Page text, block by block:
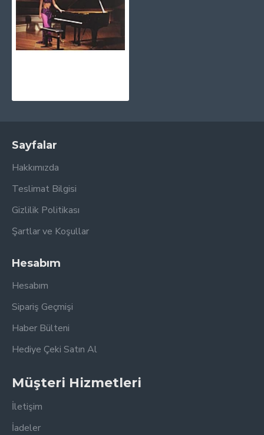
Sayfalar
Hakkımızda
Teslimat Bilgisi
Gizlilik Politikası
Şartlar ve Koşullar
Hesabım
Hesabım
Sipariş Geçmişi
Haber Bülteni
Hediye Çeki Satın Al
Müşteri Hizmetleri
İletişim
İadeler